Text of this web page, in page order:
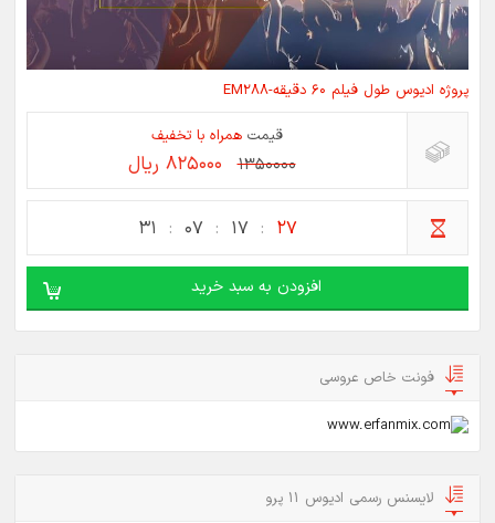
پروژه ادیوس طول فیلم 60 دقیقه-EM288
قیمت همراه با تخفیف
1350000 825000 ریال
31 07 17 27
افزودن به سبد خرید
فونت خاص عروسی
لایسنس رسمی ادیوس 11 پرو